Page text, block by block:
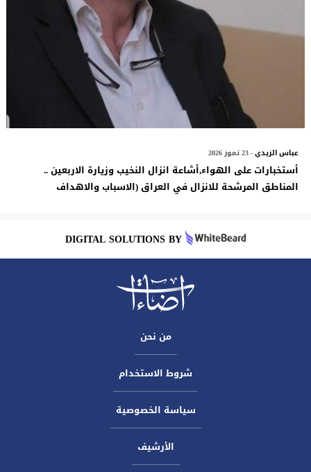
عباس الزيدي- 23 تموز 2026
أستخبارات على الهواء,أشاعة انزال النخيب وزيارة الاربعين ..
المناطق المرشحة للانزال في العراق (الاسباب والاهداف
DIGITAL SOLUTIONS BY
من نحن
شروط الاستخدام
سياسة الخصوصية
الأرشيف